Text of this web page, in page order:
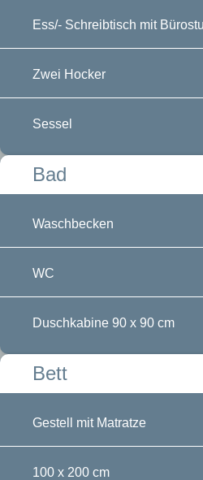
Ess/- Schreibtisch mit
Zwei Hocker
Sessel
Bad
Waschbecken
WC
Duschkabine 90 x 90 cm
Bett
Gestell mit Matratze
100 x 200 cm